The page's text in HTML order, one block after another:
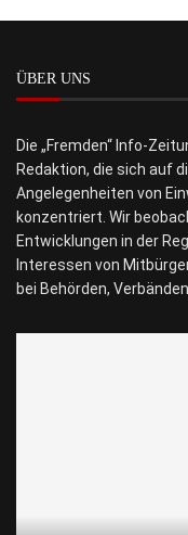
ÜBER UNS
Die „Fremden“ Info-
Redaktion, die sich auf
Angelegenheiten von
konzentriert. Wir
Entwicklungen in der
Interessen von
bei Behörden,